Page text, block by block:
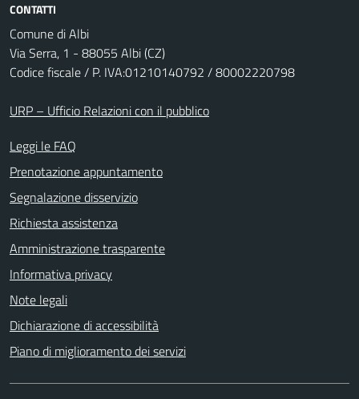
CONTATTI
Comune di Albi
Via Serra, 1 - 88055 Albi (CZ)
Codice fiscale / P. IVA:01210140792 / 80002220798
URP – Ufficio Relazioni con il pubblico
Leggi le FAQ
Prenotazione appuntamento
Segnalazione disservizio
Richiesta assistenza
Amministrazione trasparente
Informativa privacy
Note legali
Dichiarazione di accessibilità
Piano di miglioramento dei servizi